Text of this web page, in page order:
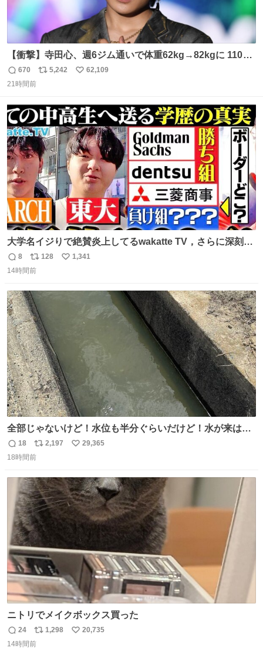
【衝撃】寺田心、週6ジム通いで体重62kg→82kgに 110kg
のベンチプレス持ち上げる姿披露
news.livedoor.com/article/detail… 元々自重のみだった
のためおにぎり10個、ゼリー飲料3～4本、パスタと毎日4
千kcalオーバーの食事を摂取し、増量したという。
返
信
670
リ
ト
数
5,242
い
数
62,109
21時間前
大学名イジりで絶賛炎上してるwakatte TV，さらに深刻な
問題はこっちでは？ ・都内の特定企業に入るのを極度に推
奨し，それ以外の地域で堅実に生きるのを周縁化する ・恋
化する ・院生が研究環境を求め他大学に移るのを批判する
過去例↓
返
信
8
リ
ポ
ト
数
128
い
1,341
14時間前
全部じゃないけど！水位も半分ぐらいだけど！水が来はじ
めたよ！！！ 作業してくれた方々ありがとーーー
ー！！！！！！！！！！！！！！！！！！！！！！！！！
返
信
18
リ
ポ
ト
数
2,197
い
数
29,365
18時間前
ニトリでメイクボックス買った
返
信
24
リ
ポ
1,298
い
20,735
14時間前